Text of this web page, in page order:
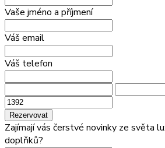
Vaše jméno a příjmení
Váš email
Váš telefon
Rezervovat
Zajímají vás čerstvé novinky ze světa
doplňků?